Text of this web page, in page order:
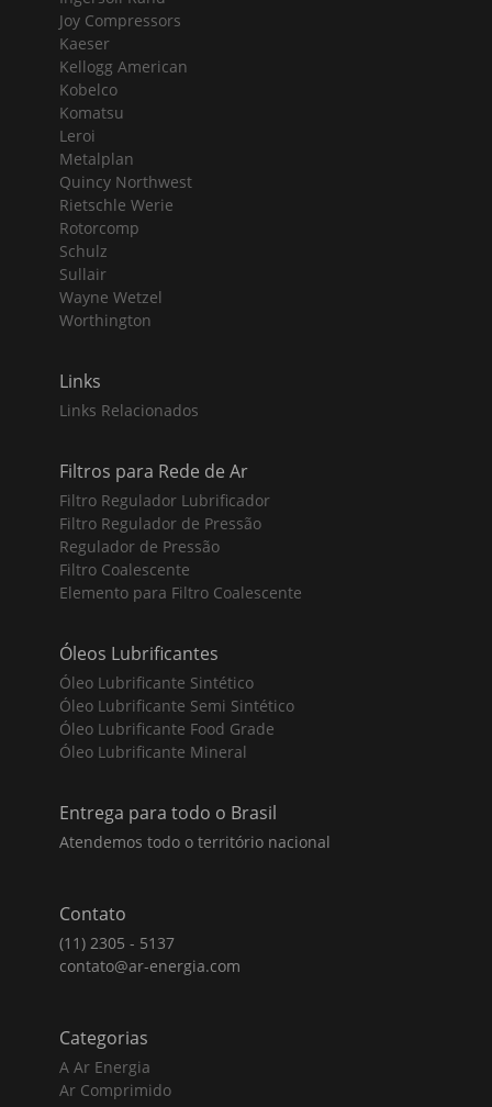
Joy Compressors
Kaeser
Kellogg American
Kobelco
Komatsu
Leroi
Metalplan
Quincy Northwest
Rietschle Werie
Rotorcomp
Schulz
Sullair
Wayne Wetzel
Worthington
Links
Links Relacionados
Filtros para Rede de Ar
Filtro Regulador Lubrificador
Filtro Regulador de Pressão
Regulador de Pressão
Filtro Coalescente
Elemento para Filtro Coalescente
Óleos Lubrificantes
Óleo Lubrificante Sintético
Óleo Lubrificante Semi Sintético
Óleo Lubrificante Food Grade
Óleo Lubrificante Mineral
Entrega para todo o Brasil
Atendemos todo o território nacional
Contato
(11) 2305 - 5137
contato@ar-energia.com
Categorias
A Ar Energia
Ar Comprimido